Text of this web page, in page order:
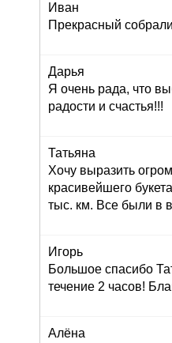
Иван
Прекрасный
Дарья
Я очень рада, что
радости и счастья!!!
Татьяна
Хочу выразить
красивейшего
тыс. км. Все были в
Игорь
Большое спасибо
течение 2 часов!
Алёна